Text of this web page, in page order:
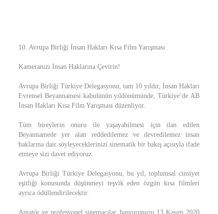
10. Avrupa Birliği İnsan Hakları Kısa Film Yarışması
Kameranızı İnsan Haklarına Çevirin!
Avrupa Birliği Türkiye Delegasyonu, tam 10 yıldır, İnsan Hakları
Evrensel Beyannamesi kabulünün yıldönümünde, Türkiye’de AB
İnsan Hakları Kısa Film Yarışması düzenliyor.
Tüm bireylerin onuru ile yaşayabilmesi için ilan edilen
Beyannamede yer alan reddedilemez ve devredilemez insan
haklarına dair söyleyeceklerinizi sinematik bir bakış açısıyla ifade
etmeye sizi davet ediyoruz.
Avrupa Birliği Türkiye Delegasyonu, bu yıl, toplumsal cinsiyet
eşitliği konusunda düşünmeyi teşvik eden özgün kısa filmleri
ayrıca ödüllendirilecektir.
Amatör ve profesyonel sinemacılar, başvurunuzu 13 Kasım 2020